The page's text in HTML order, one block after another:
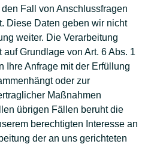
Fall von Anschlussfragen
Diese Daten geben wir nicht
weiter. Die Verarbeitung
Grundlage von Art. 6 Abs. 1
Ihre Anfrage mit der Erfüllung
oder zur
Maßnahmen
übrigen Fällen beruht die
berechtigten Interesse an
der an uns gerichteten